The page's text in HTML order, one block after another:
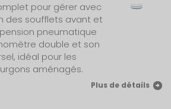
pour gérer avec
des soufflets avant et
pneumatique
double et son
idéal pour les
aménagés.
Plus de détails